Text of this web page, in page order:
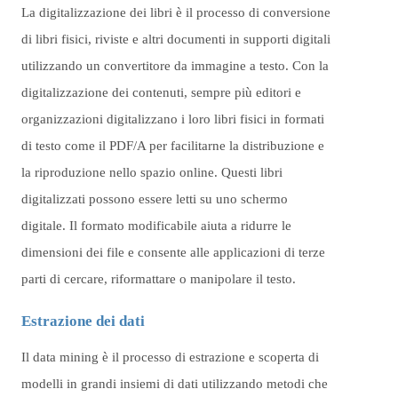
La digitalizzazione dei libri è il processo di conversione
di libri fisici, riviste e altri documenti in supporti digitali
utilizzando un convertitore da immagine a testo. Con la
digitalizzazione dei contenuti, sempre più editori e
organizzazioni digitalizzano i loro libri fisici in formati
di testo come il PDF/A per facilitarne la distribuzione e
la riproduzione nello spazio online. Questi libri
digitalizzati possono essere letti su uno schermo
digitale. Il formato modificabile aiuta a ridurre le
dimensioni dei file e consente alle applicazioni di terze
parti di cercare, riformattare o manipolare il testo.
Estrazione dei dati
Il data mining è il processo di estrazione e scoperta di
modelli in grandi insiemi di dati utilizzando metodi che